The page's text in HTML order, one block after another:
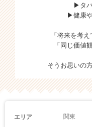
▶タ
▶健康
「将来を考
「同じ価値
そうお思いの
エリア 関東